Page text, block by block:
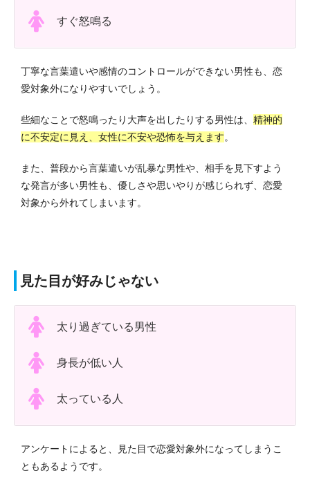
すぐ怒鳴る
丁寧な言葉遣いや感情のコントロールができない男性も、恋
愛対象外になりやすいでしょう。
些細なことで怒鳴ったり大声を出したりする男性は、 精神的
に不安定に見え、女性に不安や恐怖を与えます。
また、普段から言葉遣いが乱暴な男性や、相手を見下すよう
な発言が多い男性も、優しさや思いやりが感じられず、恋愛
対象から外れてしまいます。
見た目が好みじゃない
太り過ぎている男性
身長が低い人
太っている人
アンケートによると、見た目で恋愛対象外になってしまうこ
ともあるようです。